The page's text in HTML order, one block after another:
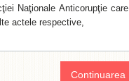
Naţionale Anticorupţie care
actele respective,
Continuarea